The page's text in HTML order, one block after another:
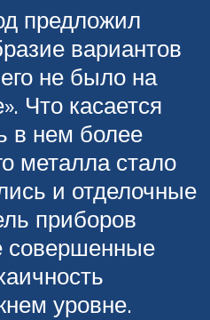
предложил
вариантов
не было на
Что касается
в нем более
металла стало
и отделочные
приборов
совершенные
уровне.